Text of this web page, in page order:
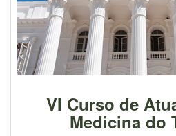
VI Curso de
Medicina do